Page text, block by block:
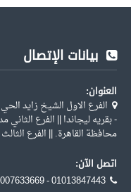
بيانات الإتصال
العنوان:
الفرع الاول الشيخ زايد
محافظة القاهرة. || الفرع الثالث
اتصل الآن:
- 01013847443